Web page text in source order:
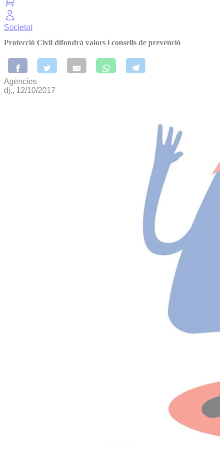
Societat
Protecció Civil difondrà valors i consells de prevenció
Agències
dj., 12/10/2017